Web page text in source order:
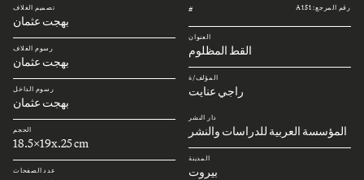
رقم المرجع: A151 #
العنوان
القط المظلوم
المؤلف/ة
راجي عنايت
دار النشر
المؤسسة العربية للدراسات والنشر
المدينة
بيروت
تصميم الغلاف
بهجت عثمان
رسوم الغلاف
بهجت عثمان
رسوم الداخل
بهجت عثمان
الحجم
18.5x19x.25 cm
عدد الصفحات